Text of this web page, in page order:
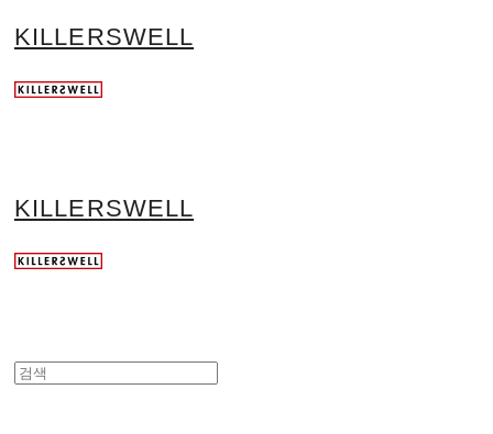
KILLERSWELL
KILLERSWELL